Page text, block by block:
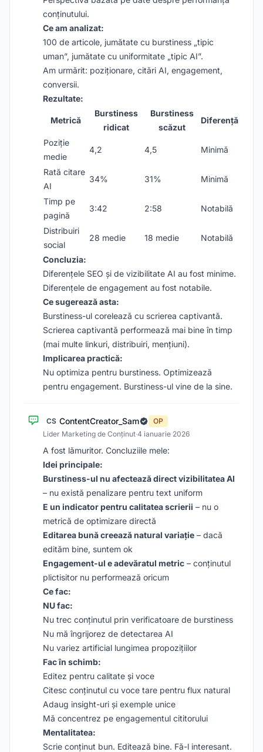
conținutului.
Ce am analizat:
100 de articole, jumătate cu burstiness „tipic
uman”, jumătate cu uniformitate „tipic AI”.
Am urmărit: poziționare, citări AI, engagement,
conversii.
Rezultate:
Metrică
Burstiness
ridicat
Burstiness
scăzut
Diferență
Poziție
medie
4,2 4,5 Minimă
Rată citare
AI
34% 31% Minimă
Timp pe
pagină
3:42 2:58 Notabilă
Distribuiri
social
28 medie 18 medie Notabilă
Concluzia:
Diferențele SEO și de vizibilitate AI au fost minime.
Diferențele de engagement au fost notabile.
Ce sugerează asta:
Burstiness-ul corelează cu scrierea captivantă.
Scrierea captivantă performează mai bine în timp
(mai multe linkuri, distribuiri, mențiuni).
Implicarea practică:
Nu optimiza pentru burstiness. Optimizează
pentru engagement. Burstiness-ul vine de la sine.
CS ContentCreator_Sam
OP
Lider Marketing de Conținut·4 ianuarie 2026
A fost lămuritor. Concluziile mele:
Idei principale:
Burstiness-ul nu afectează direct vizibilitatea AI
– nu există penalizare pentru text uniform
E un indicator pentru calitatea scrierii – nu o
metrică de optimizare directă
Editarea bună creează natural variație – dacă
edităm bine, suntem ok
Engagement-ul e adevăratul metric – conținutul
plictisitor nu performează oricum
Ce fac:
NU fac:
Nu trec conținutul prin verificatoare de burstiness
Nu mă îngrijorez de detectarea AI
Nu variez artificial lungimea propozițiilor
Fac în schimb:
Editez pentru calitate și voce
Citesc conținutul cu voce tare pentru flux natural
Adaug insight-uri și exemple unice
Mă concentrez pe engagementul cititorului
Mentalitatea:
Scrie conținut bun. Editează bine. Fă-l interesant.